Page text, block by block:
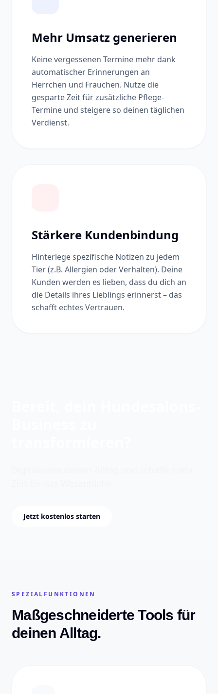
Mehr Umsatz generieren
Keine vergessenen Termine mehr dank
automatischer Erinnerungen an
Herrchen und Frauchen. Nutze die
gesparte Zeit für zusätzliche Pflege-
Termine und steigere so deinen täglichen
Verdienst.
Stärkere Kundenbindung
Hinterlege spezifische Notizen zu jedem
Tier (z.B. Allergien oder Verhalten). Deine
Kunden werden es lieben, dass du dich an
die Details ihres Lieblings erinnerst – das
schafft echtes Vertrauen.
Jetzt kostenlos starten
SPEZIALFUNKTIONEN
Maßgeschneiderte Tools für
deinen Alltag.